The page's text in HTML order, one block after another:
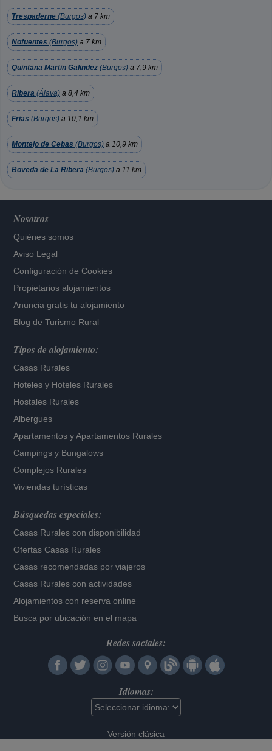
Trespaderne (Burgos) a 7 km
Nofuentes (Burgos) a 7 km
Quintana Martin Galindez (Burgos) a 7,9 km
Ribera (Álava) a 8,4 km
Frias (Burgos) a 10,1 km
Montejo de Cebas (Burgos) a 10,9 km
Boveda de La Ribera (Burgos) a 11 km
Nosotros
Quiénes somos
Aviso Legal
Configuración de Cookies
Propietarios alojamientos
Anuncia gratis tu alojamiento
Blog de Turismo Rural
Tipos de alojamiento:
Casas Rurales
Hoteles y Hoteles Rurales
Hostales Rurales
Albergues
Apartamentos yApartamentos Rurales
Campings y Bungalows
Complejos Rurales
Viviendas turísticas
Búsquedas especiales:
Casas Rurales con disponibilidad
Ofertas Casas Rurales
Casas recomendadas por viajeros
Casas Rurales con actividades
Alojamientos con reserva online
Busca por ubicación en el mapa
Redes sociales:
Idiomas:
Versión clásica